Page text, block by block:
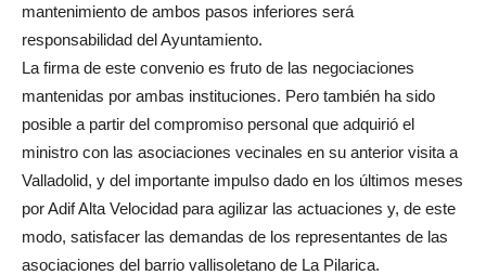
mantenimiento de ambos pasos inferiores será
responsabilidad del Ayuntamiento.
La firma de este convenio es fruto de las negociaciones
mantenidas por ambas instituciones. Pero también ha sido
posible a partir del compromiso personal que adquirió el
ministro con las asociaciones vecinales en su anterior visita a
Valladolid, y del importante impulso dado en los últimos meses
por Adif Alta Velocidad para agilizar las actuaciones y, de este
modo, satisfacer las demandas de los representantes de las
asociaciones del barrio vallisoletano de La Pilarica.